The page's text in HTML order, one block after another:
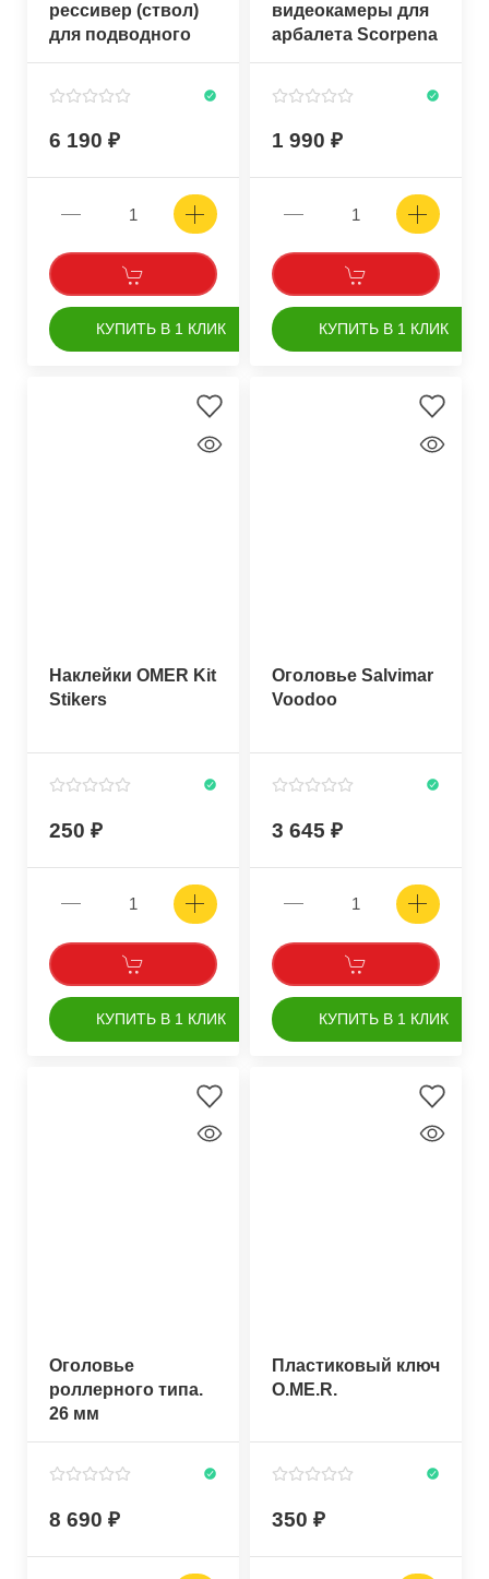
рессивер (ствол)
для подводного
арбалета
6 190
КУПИТЬ В 1 КЛИК
видеокамеры для
арбалета Scorpena
1 990
КУПИТЬ В 1 КЛИК
Наклейки OMER Kit
Stikers
250
КУПИТЬ В 1 КЛИК
Оголовье Salvimar
Voodoo
3 645
КУПИТЬ В 1 КЛИК
Оголовье
роллерного типа.
26 мм
8 690
Пластиковый ключ
O.ME.R.
350